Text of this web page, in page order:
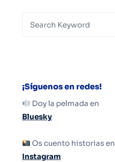
¡Síguenos en redes!
Doy la pelmada en
Bluesky
Os cuento historias en
Instagram